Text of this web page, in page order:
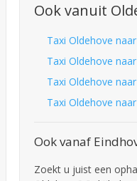
Ook vanuit
Taxi Oldehove
Taxi Oldehove
Taxi Oldehove
Taxi Oldehove
Ook vanaf
Zoekt u juist een